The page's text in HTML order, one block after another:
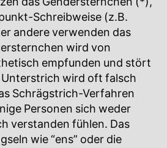
Schreibweise (z.B.
andere verwenden das
wird von
empfunden und stört
Unterstrich wird oft falsch
Schrägstrich-Verfahren
Personen sich weder
verstanden fühlen. Das
wie “ens” oder die